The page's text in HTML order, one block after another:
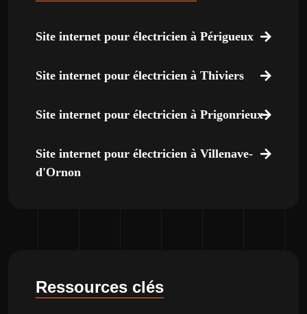
Site internet pour électricien à Périgueux
Site internet pour électricien à Thiviers
Site internet pour électricien à Prigonrieux
Site internet pour électricien à Villenave-
d'Ornon
Ressources clés